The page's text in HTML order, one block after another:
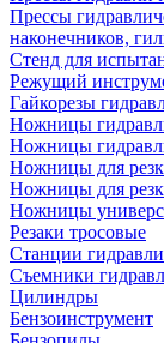
Прессы
наконечников,
Стенд для
Режущий
Гайкорезы
Ножницы
Ножницы
Ножницы для
Ножницы для
Ножницы
Резаки тросовые
Станции
Съемники
Цилиндры
Бензоинструмент